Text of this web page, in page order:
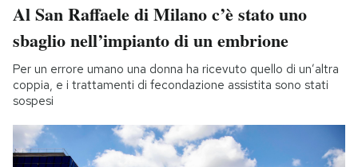
Al San Raffaele di Milano c’è stato uno
sbaglio nell’impianto di un embrione
Per un errore umano una donna ha ricevuto quello di un’altra
coppia, e i trattamenti di fecondazione assistita sono stati
sospesi